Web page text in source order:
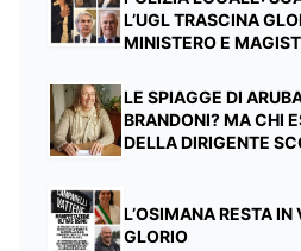
L’UGL TRASCINA
MINISTERO E
LE SPIAGGE DI
BRANDONI? MA CHI
DELLA DIRIGENTE
L’OSIMANA RESTA
GLORIO